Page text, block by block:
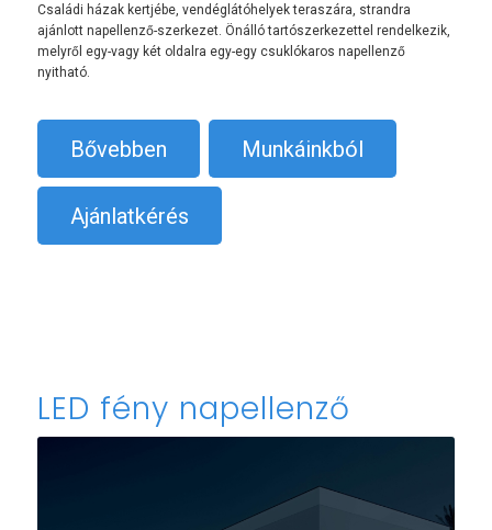
Családi házak kertjébe, vendéglátóhelyek teraszára, strandra
ajánlott napellenző-szerkezet. Önálló tartószerkezettel rendelkezik,
melyről egy-vagy két oldalra egy-egy csuklókaros napellenző
nyitható.
Bővebben Munkáinkból
Ajánlatkérés
LED fény napellenző